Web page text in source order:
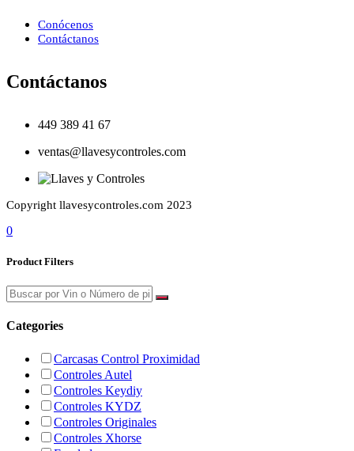
Conócenos
Contáctanos
Contáctanos
449 389 41 67
ventas@llavesycontroles.com
Copyright llavesycontroles.com 2023
0
Product Filters
Categories
Carcasas Control Proximidad
Controles Autel
Controles Keydiy
Controles KYDZ
Controles Originales
Controles Xhorse